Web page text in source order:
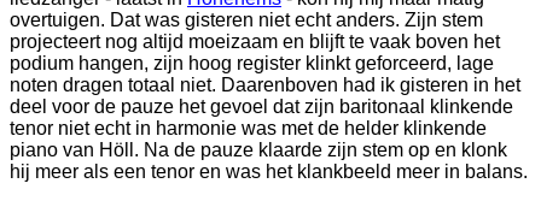
overtuigen. Dat was gisteren niet echt anders. Zijn stem
projecteert nog altijd moeizaam en blijft te vaak boven het
podium hangen, zijn hoog register klinkt geforceerd, lage
noten dragen totaal niet. Daarenboven had ik gisteren in het
deel voor de pauze het gevoel dat zijn baritonaal klinkende
tenor niet echt in harmonie was met de helder klinkende
piano van Höll. Na de pauze klaarde zijn stem op en klonk
hij meer als een tenor en was het klankbeeld meer in balans.